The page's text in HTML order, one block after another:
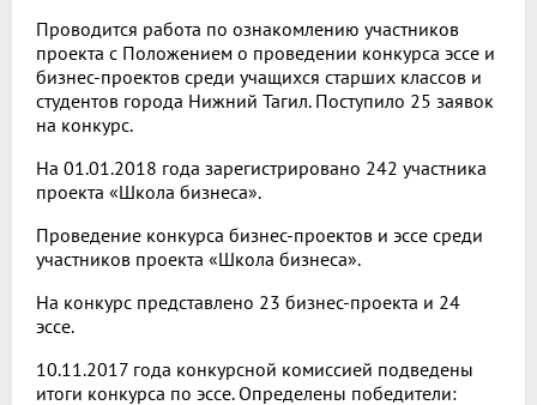
Проводится работа по ознакомлению участников
проекта с Положением о проведении конкурса эссе и
бизнес-проектов среди учащихся старших классов и
студентов города Нижний Тагил. Поступило 25 заявок
на конкурс.
На 01.01.2018 года зарегистрировано 242 участника
проекта «Школа бизнеса».
Проведение конкурса бизнес-проектов и эссе среди
участников проекта «Школа бизнеса».
На конкурс представлено 23 бизнес-проекта и 24
эссе.
10.11.2017 года конкурсной комиссией подведены
итоги конкурса по эссе. Определены победители: